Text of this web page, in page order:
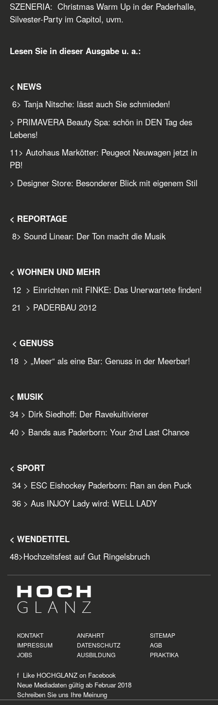
SZENERIA: Christmas Warm Up in der Paderhalle,
Silvester-Party im Capitol, uvm.
Lesen Sie in dieser Ausgabe u. a.:
< NEWS
6> Tanja Nitsche: lässt auch Sie schmieden!
> PRIMAVERA Beauty Spa: schön in DEN Tag des
Lebens!
11 > Autohaus Markötter: Peugeot Neuwagen jetzt in
PB!
> Designer Store: Besonderer Blick mit eigenem Stil
< REPORTAGE
8> Sound Linear: Der Ton macht die Musik
< WOHNEN UND MEHR
12 > Einrichten mit FINKE: Das Unerwartete finden!
21 > PADERBAU 2012
< GENUSS
18 > „Meer“ als eine Bar: Genuss in der Meerbar!
< MUSIK
34 > Dirk Siedhoff: Der Ravekultivierer
40 > Bands aus Paderborn: Your 2nd Last Chance
< SPORT
34 > ESC Eishockey Paderborn: Ran an den Puck
36 > Aus INJOY Lady wird: WELL LADY
< WENDETITEL
48>Hochzeitsfest auf Gut Ringelsbruch
KONTAKT ANFAHRT
SITEMAP
IMPRESSUM
DATENSCHUTZ
AGB
JOBS
AUSBILDUNG PRAKTIKA
f Like HOCHGLANZ on Facebook
Neue Mediadaten gültig ab Februar 2018
Schreiben Sie uns Ihre Meinung